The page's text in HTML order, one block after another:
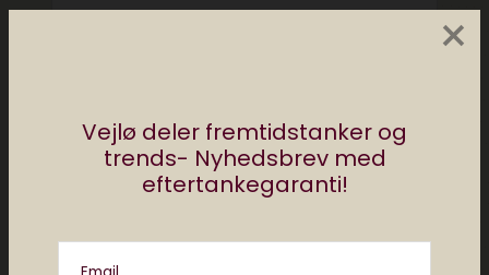
Vejlø deler fremtidstanker og
trends- Nyhedsbrev med
eftertankegaranti!
×